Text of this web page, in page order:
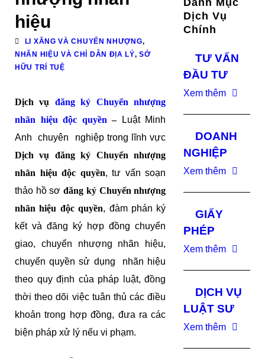
hiệu
LI XĂNG VÀ CHUYỂN NHƯỢNG,
NHÃN HIỆU VÀ CHỈ DẪN ĐỊA LÝ, SỞ
HỮU TRÍ TUỆ
Dịch vụ đăng ký Chuyển nhượng
nhãn hiệu độc quyền –
Luật Minh
Anh chuyên nghiệp trong lĩnh vực
Dịch vụ đăng ký Chuyển nhượng
nhãn hiệu độc quyền, tư vấn soạn
thảo hồ sơđăng ký Chuyển nhượng
nhãn hiệu độc quyền, đàm phán ký
kết và đăng ký hợp đồng chuyển
giao, chuyển nhượng nhãn hiệu,
chuyển quyền sử dụng nhãn hiệu
theo quy định của pháp luật, đồng
thời theo dõi việc tuân thủ các điều
khoản trong hợp đồng, đưa ra các
biện pháp xử lý nếu vi phạm.
Danh Mục
Dịch Vụ
Chính
TƯ VẤN
ĐẦU TƯ
Xem thêm
DOANH
NGHIỆP
Xem thêm
GIẤY
PHÉP
Xem thêm
DỊCH VỤ
LUẬT SƯ
Xem thêm